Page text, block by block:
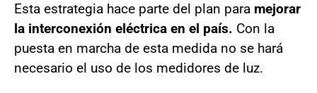
Esta estrategia hace parte del plan para mejorar
la interconexión eléctrica en el país. Con la
puesta en marcha de esta medida no se hará
necesario el uso de los medidores de luz.